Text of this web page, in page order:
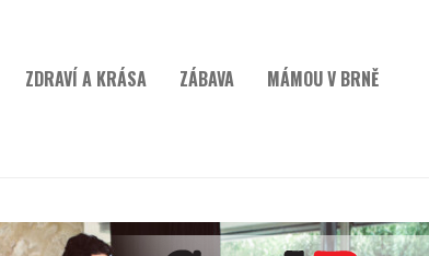
ZDRAVÍ A KRÁSA ZÁBAVA MÁMOU V BRNĚ